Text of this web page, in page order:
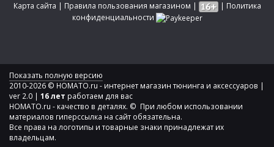
Карта сайта | Правила пользования магазином | | Политика
конфиденциальности
Показать полную версию
2010-2026 © HOMATO.ru - интернет магазин тюнинга и аксессуаров |
ver 2.0 | 16 лет работаем для вас
HOMATO.ru - качество в деталях. © При любом использовании
материалов гиперссылка на сайт обязательна.
Все права на логотипы и товарные знаки принадлежат их
владельцам.